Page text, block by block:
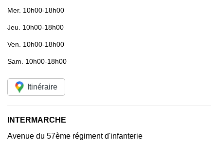
Mer. 10h00-18h00
Jeu. 10h00-18h00
Ven. 10h00-18h00
Sam. 10h00-18h00
Itinéraire
INTERMARCHE
Avenue du 57ème régiment d'infanterie